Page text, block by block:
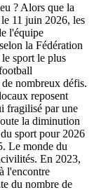
? Alors que la
11 juin 2026, les
l'équipe
la Fédération
sport le plus
nombreux défis.
reposent
fragilisé par une
la diminution
sport pour 2026
Le monde du
En 2023,
l'encontre
du nombre de